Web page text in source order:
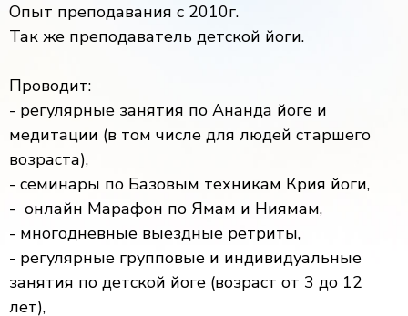
Опыт преподавания с 2010г.
Так же преподаватель детской йоги.
Проводит:
- регулярные занятия по Ананда йоге и
медитации (в том числе для людей старшего
возраста),
- семинары по Базовым техникам Крия йоги,
- онлайн Марафон по Ямам и Ниямам,
- многодневные выездные ретриты,
- регулярные групповые и индивидуальные
занятия по детской йоге (возраст от 3 до 12
лет),